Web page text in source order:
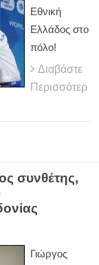
Εθνική
Ελλάδος στο
πόλο!
Διαβάστε
Περισσότερ
συνθέτης,
Γιώργος